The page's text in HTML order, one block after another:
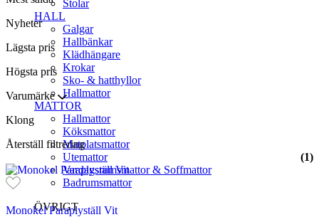
Stolar
HALL
Galgar
Hallbänkar
Klädhängare
Krokar
Sko- & hatthyllor
Hallmattor
MATTOR
Hallmattor
Köksmattor
Matplatsmattor
Utemattor
Vardagsrumsmattor & Soffmattor
Badrumsmattor
ÖVRIGT
Nyheter
Lägsta pris
Högsta pris
Varumärke
Klong
Återställ filtrering
(1)
Monokel Paraplyställ Vit